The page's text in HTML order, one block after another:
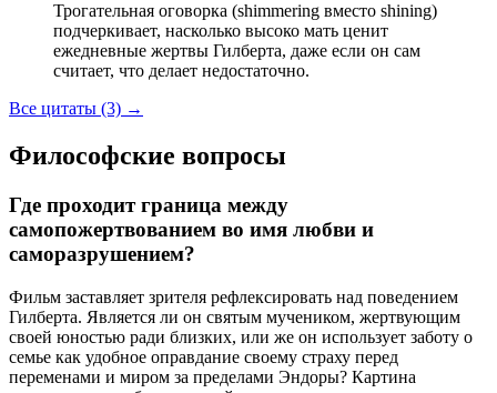
Трогательная оговорка (shimmering вместо shining)
подчеркивает, насколько высоко мать ценит
ежедневные жертвы Гилберта, даже если он сам
считает, что делает недостаточно.
Все цитаты (3) →
Философские вопросы
Где проходит граница между
самопожертвованием во имя любви и
саморазрушением?
Фильм заставляет зрителя рефлексировать над поведением
Гилберта. Является ли он святым мучеником, жертвующим
своей юностью ради близких, или же он использует заботу о
семье как удобное оправдание своему страху перед
переменами и миром за пределами Эндоры? Картина